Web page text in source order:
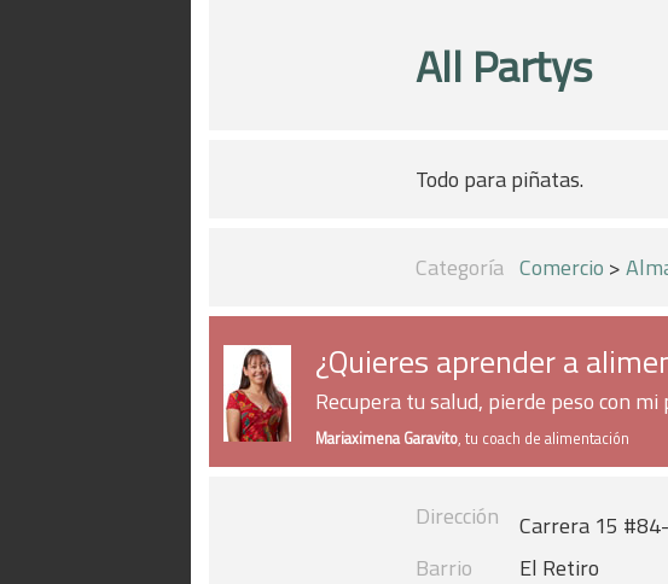
All Partys
Todo para piñatas.
Categoría Comercio >
¿Quieres aprender a
Recupera tu salud, pierde peso con
Mariaximena Garavito, tu coach de alimentación
Dirección
Carrera 15
Barrio
El Retiro